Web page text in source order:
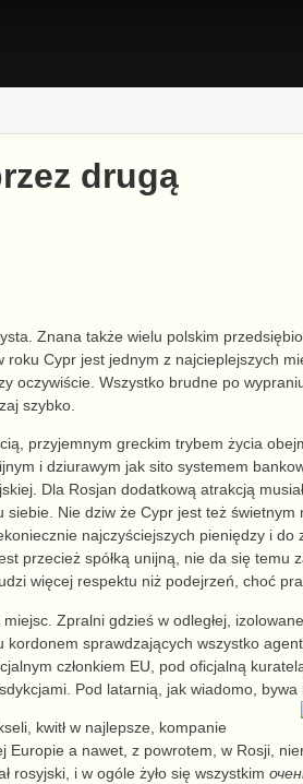
drugą
Znana także wielu polskim
Cypr jest jednym z najcieplejszych
oczywiście. Wszystko brudne po
szybko.
przyjemnym greckim trybem życia
i dziurawym jak sito systemem
Dla Rosjan dodatkową atrakcją
siebie. Nie dziw że Cypr jest też świetnym
koniecznie najczyściejszych pieniędzy i do
przecież spółką unijną, nie da się temu
więcej respektu niż podejrzeń, choć
Zpralni gdzieś w odległej,
kordonem sprawdzających wszystko
członkiem EU, pod oficjalną
Pod latarnią, jak wiadomo, bywa
kwitł w najlepsze, kompanie
Europie a nawet, z powrotem, w Rosji,
rosyjski, i w ogóle żyło się wszystkim